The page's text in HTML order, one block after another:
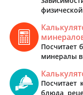
Посчитает
минералы
Посчитает
блюда,